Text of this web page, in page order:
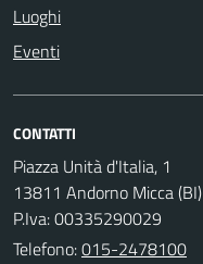
Luoghi
Eventi
CONTATTI
Piazza Unità d'Italia, 1
13811 Andorno Micca (BI)
P.Iva: 00335290029
Telefono:015-2478100